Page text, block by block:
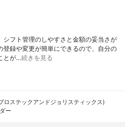
シフト管理のしやすさと金額の妥当さが
登録や変更が簡単にできるので、自分の
とが…続きを見る
ステックアンドジョリスティックス)
ー